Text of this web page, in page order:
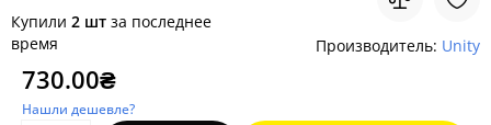
Купили 2 шт за последнее
время
Производитель: Unity
730.00₴
Нашли дешевле?